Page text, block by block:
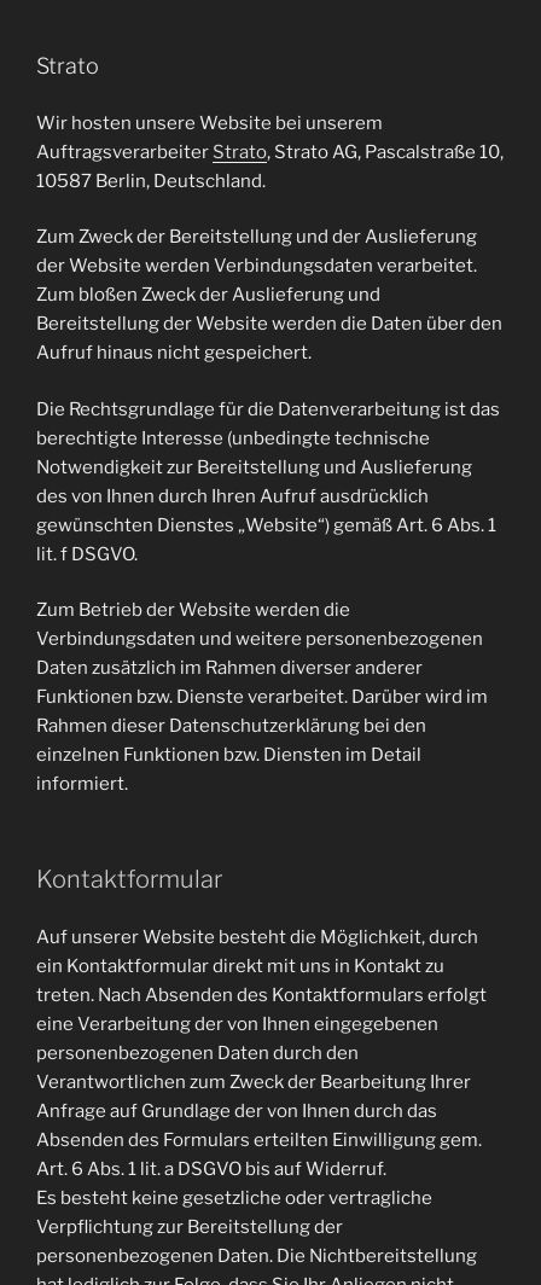
Strato
Wir hosten unsere Website bei unserem
Auftragsverarbeiter Strato, Strato AG, Pascalstraße 10,
10587 Berlin, Deutschland.
Zum Zweck der Bereitstellung und der Auslieferung
der Website werden Verbindungsdaten verarbeitet.
Zum bloßen Zweck der Auslieferung und
Bereitstellung der Website werden die Daten über den
Aufruf hinaus nicht gespeichert.
Die Rechtsgrundlage für die Datenverarbeitung ist das
berechtigte Interesse (unbedingte technische
Notwendigkeit zur Bereitstellung und Auslieferung
des von Ihnen durch Ihren Aufruf ausdrücklich
gewünschten Dienstes „Website“) gemäß Art. 6 Abs. 1
lit. f DSGVO.
Zum Betrieb der Website werden die
Verbindungsdaten und weitere personenbezogenen
Daten zusätzlich im Rahmen diverser anderer
Funktionen bzw. Dienste verarbeitet. Darüber wird im
Rahmen dieser Datenschutzerklärung bei den
einzelnen Funktionen bzw. Diensten im Detail
informiert.
Kontaktformular
Auf unserer Website besteht die Möglichkeit, durch
ein Kontaktformular direkt mit uns in Kontakt zu
treten. Nach Absenden des Kontaktformulars erfolgt
eine Verarbeitung der von Ihnen eingegebenen
personenbezogenen Daten durch den
Verantwortlichen zum Zweck der Bearbeitung Ihrer
Anfrage auf Grundlage der von Ihnen durch das
Absenden des Formulars erteilten Einwilligung gem.
Art. 6 Abs. 1 lit. a DSGVO bis auf Widerruf.
Es besteht keine gesetzliche oder vertragliche
Verpflichtung zur Bereitstellung der
personenbezogenen Daten. Die Nichtbereitstellung